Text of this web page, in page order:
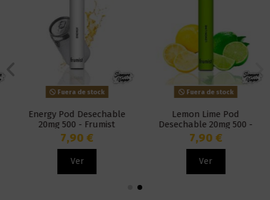
Fuera de stock
Energy Pod Desechable
20mg 500 - Frumist
7,90 €
Ver
Fuera de stock
Lemon Lime Pod
Desechable 20mg 500 -
Frumist
7,90 €
Ver